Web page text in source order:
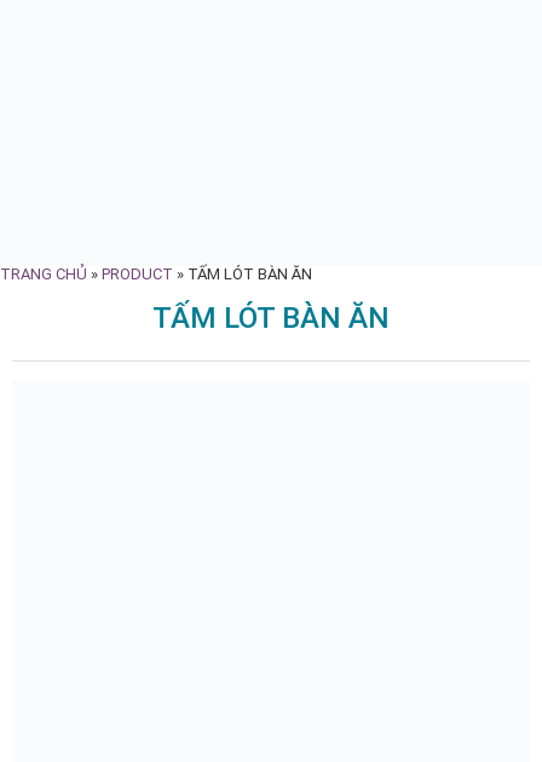
TRANG CHỦ » PRODUCT » TẤM LÓT BÀN ĂN
TẤM LÓT BÀN ĂN